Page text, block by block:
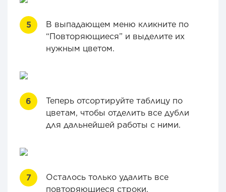
В выпадающем меню кликните по
“Повторяющиеся” и выделите их
нужным цветом.
Теперь отсортируйте таблицу по
цветам, чтобы отделить все дубли
для дальнейшей работы с ними.
Осталось только удалить все
повторяющиеся строки.